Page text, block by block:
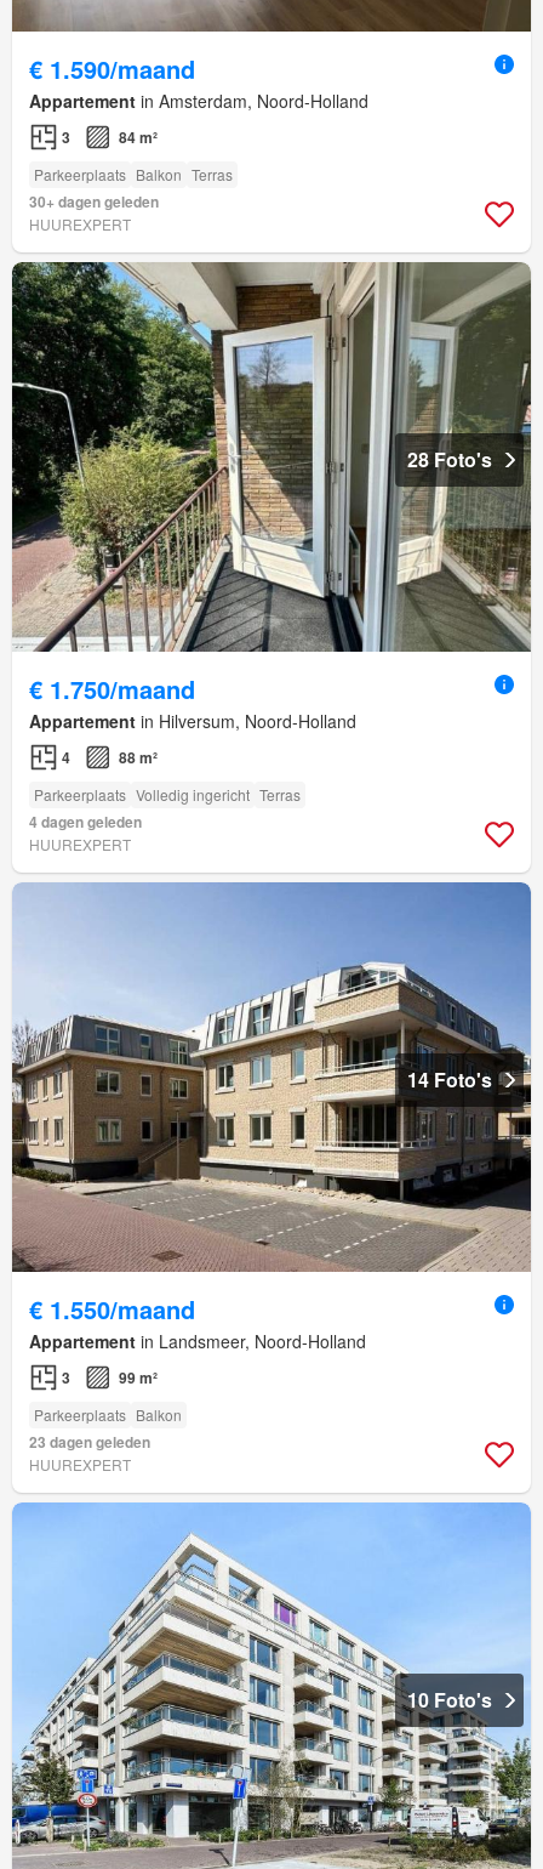
€ 1.590/maand
Appartement in Amsterdam, Noord-Holland
3 84 m²
Parkeerplaats Balkon Terras
30+ dagen geleden
HUUREXPERT
28 Foto's
€ 1.750/maand
Appartement in Hilversum, Noord-Holland
4 88 m²
Parkeerplaats Volledig ingericht Terras
4 dagen geleden
HUUREXPERT
14 Foto's
€ 1.550/maand
Appartement in Landsmeer, Noord-Holland
3 99 m²
Parkeerplaats Balkon
23 dagen geleden
HUUREXPERT
10 Foto's